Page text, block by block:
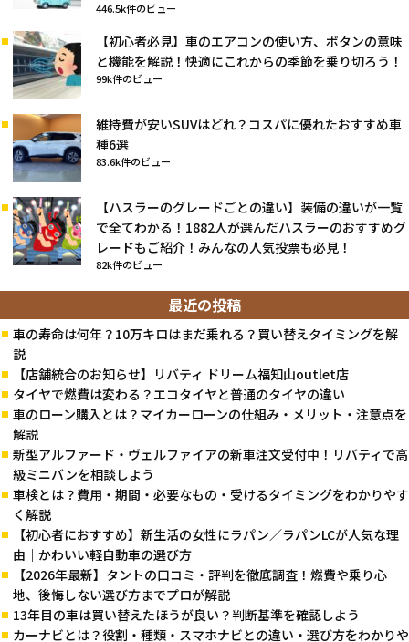
446.5k件のビュー
【初心者必見】車のエアコンの使い方、ボタンの意味
と機能を解説！快適にこれからの季節を乗り切ろう！
99k件のビュー
維持費が安いSUVはどれ？コスパに優れたおすすめ車
種6選
83.6k件のビュー
【ハスラーのグレードごとの違い】装備の違いが一覧
で全てわかる！1882人が選んだハスラーのおすすめグ
レードもご紹介！みんなの人気投票も必見！
82k件のビュー
最近の投稿
車の寿命は何年？10万キロはまだ乗れる？買い替えタイミングを解
説
【店舗統合のお知らせ】リバティ ドリーム福知山outlet店
タイヤで燃費は変わる？エコタイヤと普通のタイヤの違い
車のローン購入とは？マイカーローンの仕組み・メリット・注意点を
解説
新型アルファード・ヴェルファイアの新車注文受付中！リバティで高
級ミニバンを相談しよう
車検とは？費用・期間・必要なもの・受けるタイミングをわかりやす
く解説
【初心者におすすめ】新生活の女性にラパン／ラパンLCが人気な理
由｜かわいい軽自動車の選び方
【2026年最新】タントの口コミ・評判を徹底調査！燃費や乗り心
地、後悔しない選び方までプロが解説
13年目の車は買い替えたほうが良い？判断基準を確認しよう
カーナビとは？役割・種類・スマホナビとの違い・選び方をわかりや